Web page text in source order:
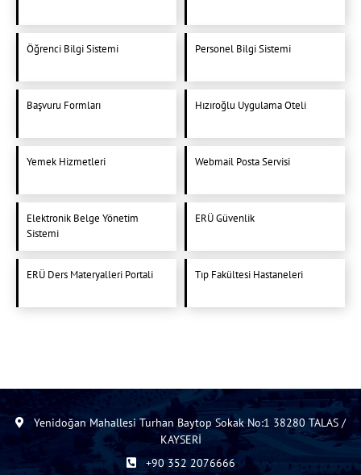
Öğrenci Bilgi Sistemi Personel Bilgi Sistemi
Başvuru Formları Hızıroğlu Uygulama Oteli
Yemek Hizmetleri Webmail Posta Servisi
Elektronik Belge Yönetim
Sistemi
ERÜ Güvenlik
ERÜ Ders Materyalleri Portali Tıp Fakültesi Hastaneleri
Yenidoğan Mahallesi Turhan Baytop Sokak No:1 38280 TALAS /
KAYSERİ
+90 352 2076666